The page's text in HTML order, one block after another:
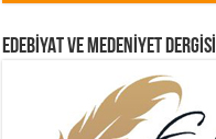
EDEBIYAT VE MEDENIYET DERGISI